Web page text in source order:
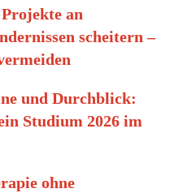
an
scheitern –
und Durchblick:
Studium 2026 im
ohne